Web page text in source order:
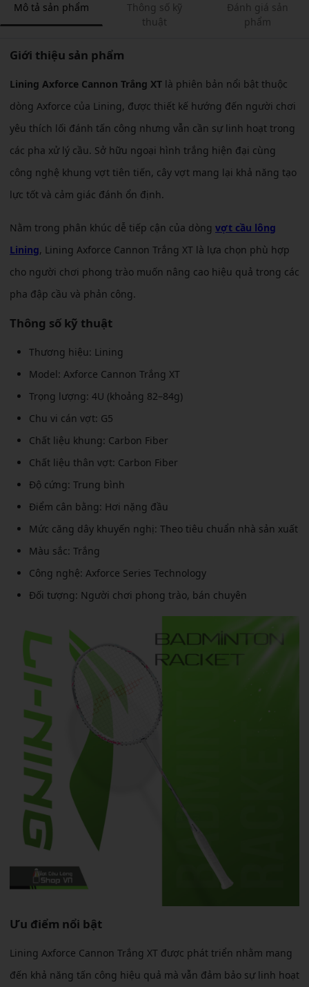
Mô tả sản phẩm
Thông số kỹ
thuật
Đánh giá sản
phẩm
Giới thiệu sản phẩm
Lining Axforce Cannon Trắng XT là phiên bản nổi bật thuộc
dòng Axforce của Lining, được thiết kế hướng đến người chơi
yêu thích lối đánh tấn công nhưng vẫn cần sự linh hoạt trong
các pha xử lý cầu. Sở hữu ngoại hình trắng hiện đại cùng
công nghệ khung vợt tiên tiến, cây vợt mang lại khả năng tạo
lực tốt và cảm giác đánh ổn định.
Nằm trong phân khúc dễ tiếp cận của dòng vợt cầu lông
Lining, Lining Axforce Cannon Trắng XT là lựa chọn phù hợp
cho người chơi phong trào muốn nâng cao hiệu quả trong các
pha đập cầu và phản công.
Thông số kỹ thuật
Thương hiệu: Lining
Model: Axforce Cannon Trắng XT
Trọng lượng: 4U (khoảng 82–84g)
Chu vi cán vợt: G5
Chất liệu khung: Carbon Fiber
Chất liệu thân vợt: Carbon Fiber
Độ cứng: Trung bình
Điểm cân bằng: Hơi nặng đầu
Mức căng dây khuyến nghị: Theo tiêu chuẩn nhà sản xuất
Màu sắc: Trắng
Công nghệ: Axforce Series Technology
Đối tượng: Người chơi phong trào, bán chuyên
Ưu điểm nổi bật
Lining Axforce Cannon Trắng XT được phát triển nhằm mang
đến khả năng tấn công hiệu quả mà vẫn đảm bảo sự linh hoạt